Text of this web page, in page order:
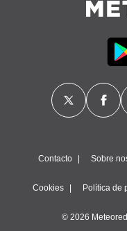
Contacto Sobre
Cookies Política de
© 2026